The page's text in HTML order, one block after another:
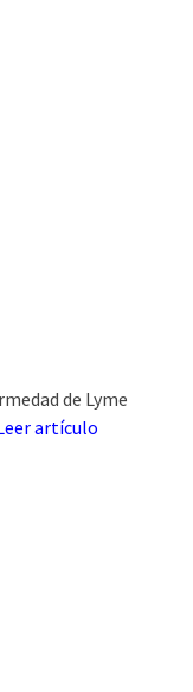
de Lyme
artículo